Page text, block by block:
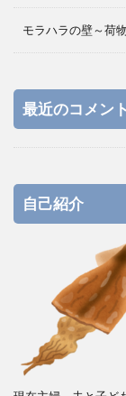
モラハラの壁～荷
最近のコメント
自己紹介